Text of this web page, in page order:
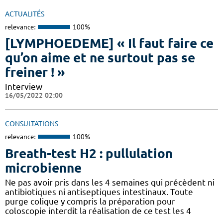
ACTUALITÉS
relevance: 100%
[LYMPHOEDEME] « Il faut faire ce
qu’on aime et ne surtout pas se
freiner ! »
Interview
16/05/2022 02:00
CONSULTATIONS
relevance: 100%
Breath-test H2 : pullulation
microbienne
Ne pas avoir pris dans les 4 semaines qui précèdent ni
antibiotiques ni antiseptiques intestinaux. Toute
purge colique y compris la préparation pour
coloscopie interdit la réalisation de ce test les 4